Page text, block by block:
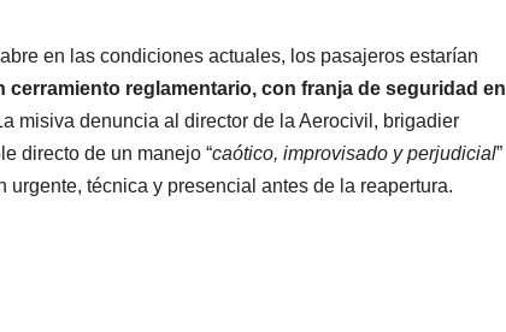
en las condiciones actuales, los pasajeros estarían
cerramiento reglamentario, con franja de seguridad en
misiva denuncia al director de la Aerocivil, brigadier
directo de un manejo “caótico, improvisado y perjudicial”
técnica y presencial antes de la reapertura.